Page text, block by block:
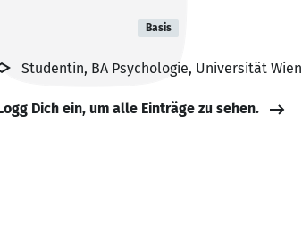
Köhler Basis
Studentin, BA Psychologie, Universität Wien
Dich ein, um alle Einträge zu sehen.